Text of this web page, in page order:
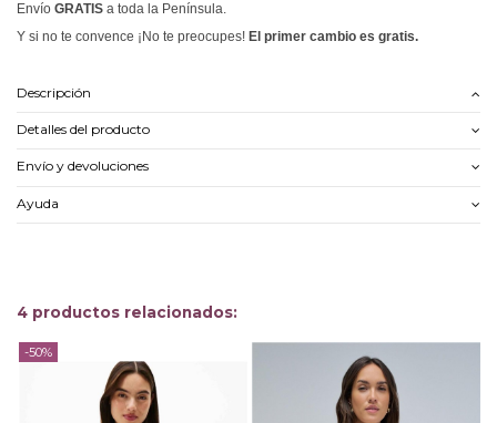
Envío GRATIS a toda la Península.
Y si no te convence ¡No te preocupes! El primer cambio es gratis.
Descripción
Detalles del producto
Envío y devoluciones
Ayuda
4 productos relacionados:
-50%